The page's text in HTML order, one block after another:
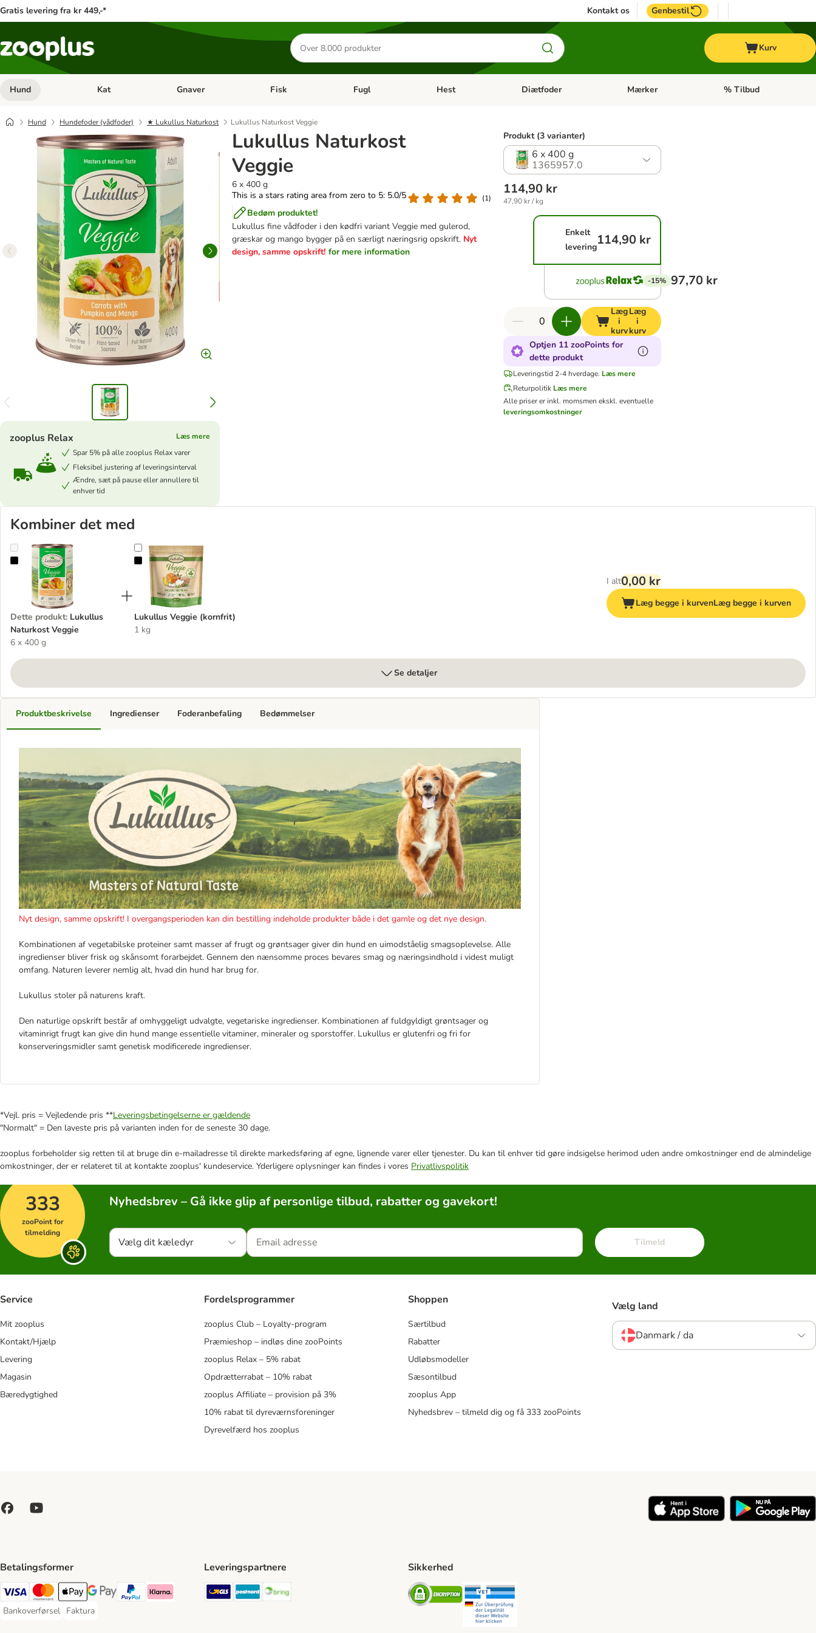
Gratis levering fra kr 449,-* Kontakt os Genbestil
Søg
efter
produkter
Kurv
Hund Åben kategori menu: Hund
Kat Åben kategori menu: Kat
Gnaver Åben kategori menu: Gnaver
Fisk Åben kategori menu: Fisk
Fugl Åben kategori menu: Fugl
Hest Åben kategori menu: Hest
Diætfoder Åben kategori menu: Diætfoder
Mærker Åben kategori menu:
% Tilbud
Hund Hundefoder (vådfoder) ★ Lukullus Naturkost Lukullus Naturkost Veggie
Lukullus Naturkost
Veggie
6 x 400 g
This is a stars rating area from zero to 5: 5.0/5
(1)
Bedøm produktet!
Lukullus fine vådfoder i den kødfri variant Veggie med gulerod,
græskar og mango bygger på en særligt næringsrig opskrift. Nyt
design, samme opskrift! for mere information
zooplus Relax
Læs mere
Spar 5% på alle zooplus Relax varer
Fleksibel justering af leveringsinterval
Ændre, sæt på pause eller annullere til
enhver tid
Produkt (3 varianter)
6 x 400 g
1365957.0
114,90 kr
47,90 kr / kg
Enkelt
levering114,90 kr
-15% 97,70 kr
Læg
i
kurv
Læg
i
kurv
Optjen 11 zooPoints for
dette produkt
Leveringstid 2-4 hverdage. Læs mere
Returpolitik Læs mere
Alle priser er inkl. momsmen ekskl. eventuelle
leveringsomkostninger
Kombiner det med
Lukullus Naturkost Veggie
Dette produkt: Lukullus
Naturkost Veggie
6 x 400 g
Lukullus Veggie (kornfrit)
Lukullus Veggie (kornfrit)
1 kg
I alt0,00 kr
Læg begge i kurvenLæg begge i kurven
Se detaljer
Produktbeskrivelse
Nyt design, samme opskrift! I overgangsperioden kan din bestilling indeholde produkter både i det gamle og det nye design.
Kombinationen af vegetabilske proteiner samt masser af frugt og grøntsager giver din hund en uimodståelig smagsoplevelse. Alle
ingredienser bliver frisk og skånsomt forarbejdet. Gennem den nænsomme proces bevares smag og næringsindhold i videst muligt
omfang. Naturen leverer nemlig alt, hvad din hund har brug for.
Lukullus stoler på naturens kraft.
Den naturlige opskrift består af omhyggeligt udvalgte, vegetariske ingredienser. Kombinationen af fuldgyldigt grøntsager og
vitaminrigt frugt kan give din hund mange essentielle vitaminer, mineraler og sporstoffer. Lukullus er glutenfri og fri for
konserveringsmidler samt genetisk modificerede ingredienser.
Ingredienser Foderanbefaling Bedømmelser
*Vejl. pris = Vejledende pris **Leveringsbetingelserne er gældende
"Normalt" = Den laveste pris på varianten inden for de seneste 30 dage.
zooplus forbeholder sig retten til at bruge din e-mailadresse til direkte markedsføring af egne, lignende varer eller tjenester. Du kan til enhver tid gøre indsigelse herimod uden andre omkostninger end de almindelige
omkostninger, der er relateret til at kontakte zooplus' kundeservice. Yderligere oplysninger kan findes i vores Privatlivspolitik
333
zooPoint for
tilmelding
Nyhedsbrev – Gå ikke glip af personlige tilbud, rabatter og gavekort!
Vælg dit kæledyr Tilmeld
Service
Mit zooplus
Kontakt/Hjælp
Levering
Magasin
Bæredygtighed
Fordelsprogrammer
zooplus Club – Loyalty-program
Præmieshop – indløs dine zooPoints
zooplus Relax – 5% rabat
Opdrætterrabat – 10% rabat
zooplus Affiliate – provision på 3%
10% rabat til dyreværnsforeninger
Dyrevelfærd hos zooplus
Shoppen
Særtilbud
Rabatter
Udløbsmodeller
Sæsontilbud
zooplus App
Nyhedsbrev – tilmeld dig og få 333 zooPoints
Vælg land
Danmark / da
Betalingsformer
VISA Payment Method
Mastercard Payment Method
Apply pay Payment Method
Google Pay Payment Method
paypal Payment Method
Klarna Payment Method
Bankoverførsel
Bankoverførsel Payment Method
Faktura
Faktura Payment Method
Leveringspartnere
GLS Shipping Method
Postnord Shipping Method
Sikkerhed
Security